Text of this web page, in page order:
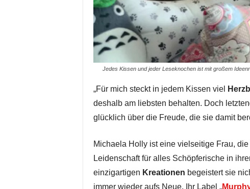
Jedes Kissen und jeder Leseknochen ist mit großem
„Für mich steckt in jedem Kissen viel
deshalb am liebsten behalten. Doch
glücklich über die Freude, die sie damit
Michaela Holly ist eine vielseitige Frau,
Leidenschaft für alles Schöpferische in
einzigartigen Kreationen begeistert sie
immer wieder aufs Neue. Ihr Label „